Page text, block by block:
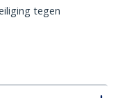
tegen